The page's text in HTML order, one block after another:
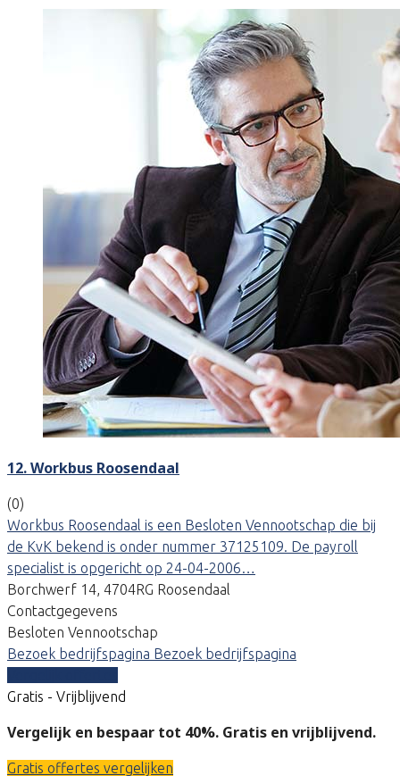
12. Workbus Roosendaal
(0)
Workbus Roosendaal is een Besloten Vennootschap die bij
de KvK bekend is onder nummer 37125109. De payroll
specialist is opgericht op 24-04-2006…
Borchwerf 14, 4704RG Roosendaal
Contactgegevens
Besloten Vennootschap
Bezoek bedrijfspagina Bezoek bedrijfspagina
Gratis - Vrijblijvend
Vergelijk en bespaar tot 40%. Gratis en vrijblijvend.
Gratis offertes vergelijken